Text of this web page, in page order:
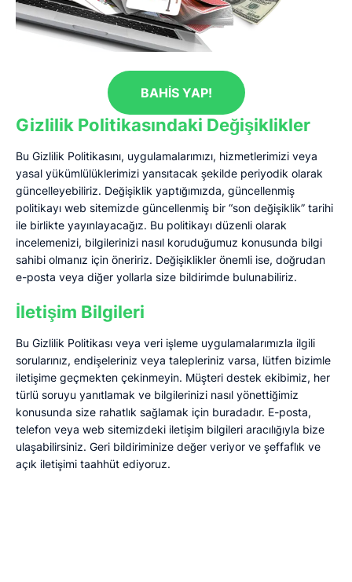
BAHIS YAP!
Gizlilik Politikasındaki Değişiklikler
Bu Gizlilik Politikasını, uygulamalarımızı, hizmetlerimizi veya
yasal yükümlülüklerimizi yansıtacak şekilde periyodik olarak
güncelleyebiliriz. Değişiklik yaptığımızda, güncellenmiş
politikayı web sitemizde güncellenmiş bir “son değişiklik” tarihi
ile birlikte yayınlayacağız. Bu politikayı düzenli olarak
incelemenizi, bilgilerinizi nasıl koruduğumuz konusunda bilgi
sahibi olmanız için öneririz. Değişiklikler önemli ise, doğrudan
e-posta veya diğer yollarla size bildirimde bulunabiliriz.
İletişim Bilgileri
Bu Gizlilik Politikası veya veri işleme uygulamalarımızla ilgili
sorularınız, endişeleriniz veya talepleriniz varsa, lütfen bizimle
iletişime geçmekten çekinmeyin. Müşteri destek ekibimiz, her
türlü soruyu yanıtlamak ve bilgilerinizi nasıl yönettiğimiz
konusunda size rahatlık sağlamak için buradadır. E-posta,
telefon veya web sitemizdeki iletişim bilgileri aracılığıyla bize
ulaşabilirsiniz. Geri bildiriminize değer veriyor ve şeffaflık ve
açık iletişimi taahhüt ediyoruz.